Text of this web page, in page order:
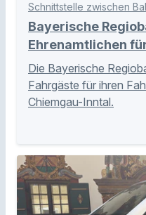
Schnittstelle zwischen
Bayerische
Ehrenamtlichen
Die Bayerische
Fahrgäste für ihren
Chiemgau-Inntal.